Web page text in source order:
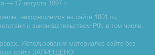
— 17 августа 1997 г.
находящиемся на сайте 1001.ru,
с законодательством РФ, в том числе,
Использование материалов сайте без
сайта ЗАПРЕЩЕНО!